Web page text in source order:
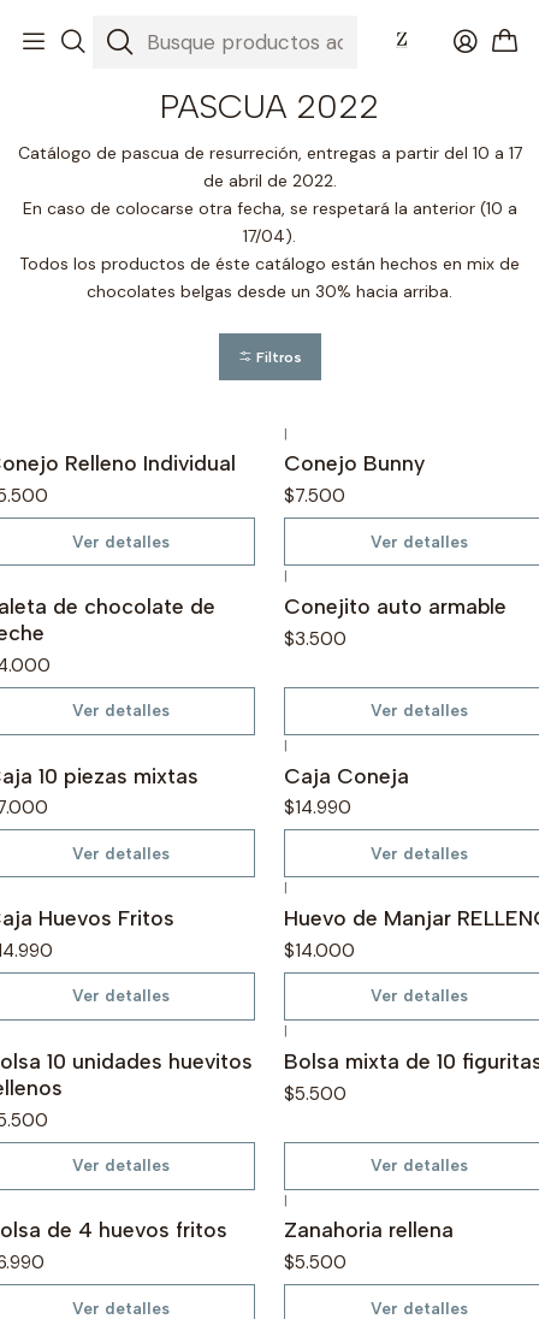
Inicio
PASCUA 2022
Catálogo de pascua de resurreción, entregas a partir del 10 a 17
de abril de 2022.
En caso de colocarse otra fecha, se respetará la anterior (10 a
17/04).
Todos los productos de éste catálogo están hechos en mix de
chocolates belgas desde un 30% hacia arriba.
Filtros
Relleno Individual
Ver detalles
|
Conejo Bunny
$7.500
Ver detalles
de chocolate de
Ver detalles
|
Conejito auto armable
$3.500
Ver detalles
10 piezas mixtas
Ver detalles
|
Caja Coneja
$14.990
Ver detalles
Huevos Fritos
Ver detalles
|
Huevo de Manjar
$14.000
Ver detalles
10 unidades huevitos
Ver detalles
|
Bolsa mixta de 10
$5.500
Ver detalles
de 4 huevos fritos
Ver detalles
|
Zanahoria rellena
$5.500
Ver detalles